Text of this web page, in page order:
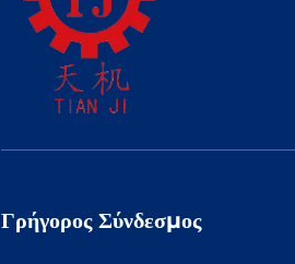
Γρήγορος Σύνδεσμος